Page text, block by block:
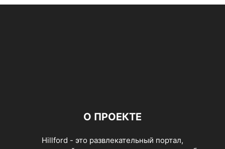
О ПРОЕКТЕ
Hillford - это развлекательный портал,